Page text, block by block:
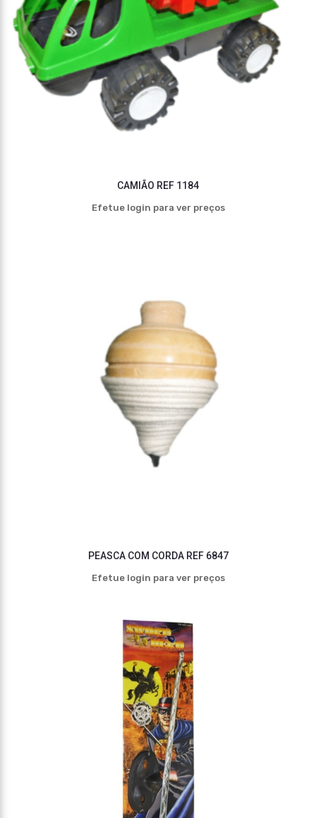
CAMIÃO REF 1184
Efetue login para ver preços
PEASCA COM CORDA REF 6847
Efetue login para ver preços